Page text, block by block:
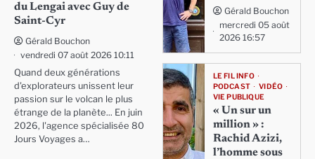
du Lengai avec Guy de
Saint-Cyr
Gérald Bouchon
vendredi 07 août 2026 10:11
Quand deux générations
d'explorateurs unissent leur
passion sur le volcan le plus
étrange de la planète... En juin
2026, l'agence spécialisée 80
Jours Voyages a…
Gérald Bouchon
mercredi 05 août
2026 16:57
LE FIL INFO
PODCAST
VIDÉO
VIE PUBLIQUE
« Un sur un
million » :
Rachid Azizi,
l’homme sous